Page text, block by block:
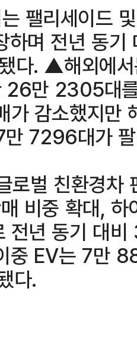
팰리세이드
하며 전년 동
다. ▲해외에서
만 2305대
가 감소했지만
7296대가
벌 친환경차
비중 확대,
전년 동기 대
중 EV는 7만
다.